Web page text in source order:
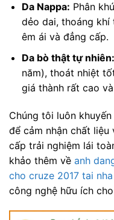
Da Nappa: Phân
dẻo dai, thoáng khí
êm ái và đẳng cấp.
Da bò thật tự nhiên:
năm), thoát nhiệt
giá thành rất cao
Chúng tôi luôn
để cảm nhận chất
cấp trải nghiệm lái
khảo thêm về anh
cho cruze 2017 tai
công nghệ hữu ích